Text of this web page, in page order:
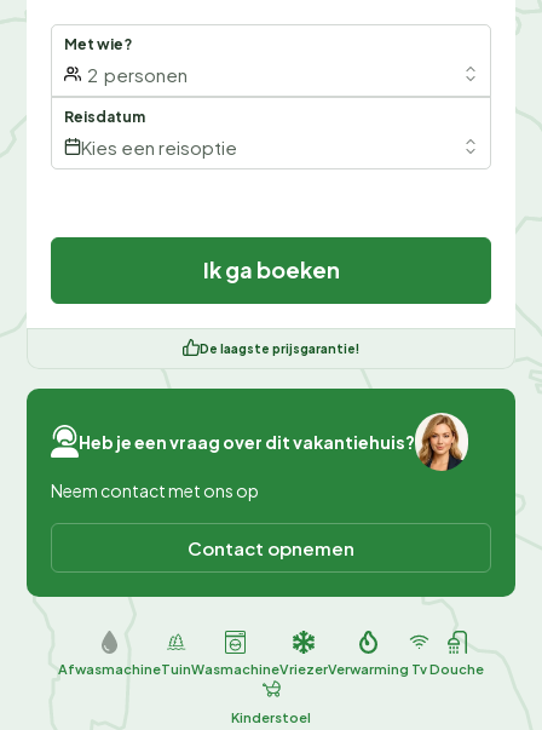
Met wie?
2 personen
Reisdatum
Kies een reisoptie
Ik ga boeken
De laagste prijsgarantie!
Heb je een vraag over dit vakantiehuis?
Neem contact met ons op
Contact opnemen
AfwasmachineTuinWasmachineVriezerVerwarming TvDouche
Kinderstoel